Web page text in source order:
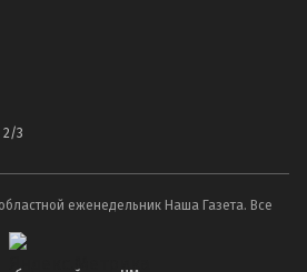
2/3
еженедельник Наша Газета. Все